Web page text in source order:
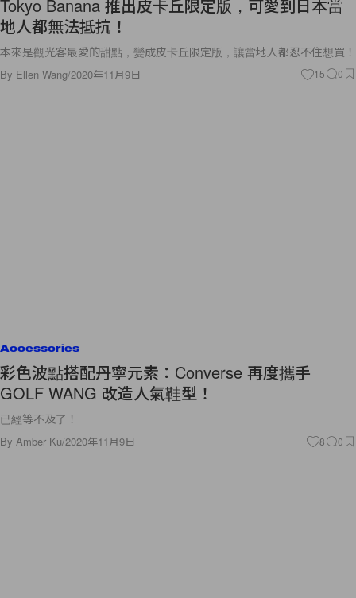
Tokyo Banana 推出皮卡丘限定版，可愛到日本當
地人都無法抵抗！
本來是觀光客最愛的甜點，變成皮卡丘限定版，讓當地人都忍不住想買！
By Ellen Wang/2020年11月9日 15 0
Accessories
彩色波點搭配丹寧元素：Converse 再度攜手
GOLF WANG 改造人氣鞋型！
已經等不及了！
By Amber Ku/2020年11月9日 8 0